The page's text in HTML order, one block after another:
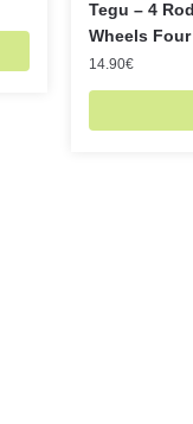
Tegu – 4
Wheels
14.90€